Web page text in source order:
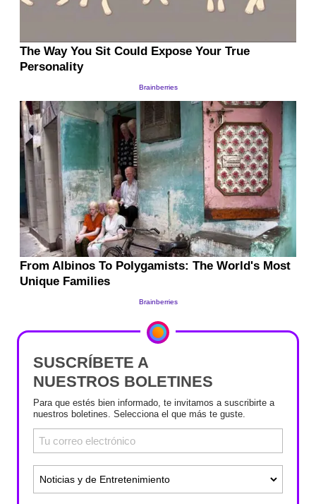
SUSCRÍBETE A
NUESTROS BOLETINES
Para que estés bien informado, te invitamos a suscribirte a
nuestros boletines. Selecciona el que más te guste.